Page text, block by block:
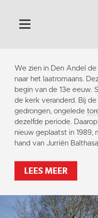
Home
Algemeen
Historie
Omgeving
Activiteiten
Steun ons
Contact
Vaktaal
We zien in Den Andel
naar het laatromaans.
begin van de 13e eeuw.
de kerk veranderd. Bij
gedrongen, ongelede
dezelfde periode.
nieuw geplaatst in 1989,
hand van Jurriën
LEES MEER